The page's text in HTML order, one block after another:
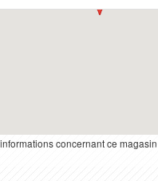
concernant ce